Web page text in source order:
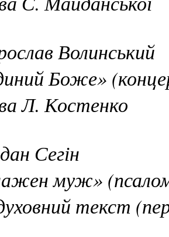
Волинський
Боже»
Л. Костенко
Сегін
муж»
текст